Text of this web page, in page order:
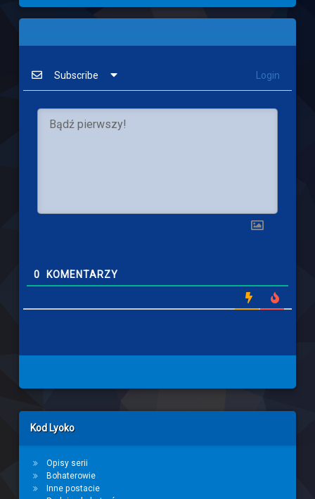
Subscribe Login
0 KOMENTARZY
Left Sidebar
Kod Lyoko
Opisy serii
Bohaterowie
Inne postacie